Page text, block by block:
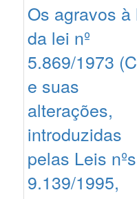
Os agravos à
da lei nº
5.869/1973
e suas
alterações,
introduzidas
pelas Leis nºs
9.139/1995,